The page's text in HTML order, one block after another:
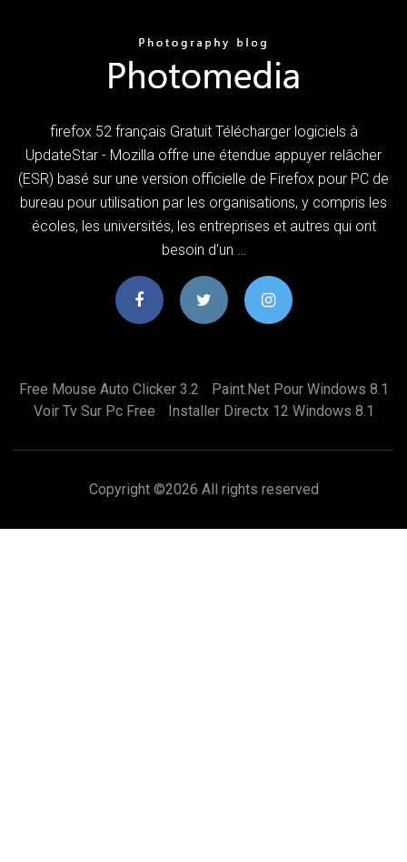
firefox 52 français Gratuit Télécharger logiciels à
UpdateStar - Mozilla offre une étendue appuyer relâcher
(ESR) basé sur une version officielle de Firefox pour PC de
bureau pour utilisation par les organisations, y compris les
écoles, les universités, les entreprises et autres qui ont
besoin d'un …
Free Mouse Auto Clicker 3.2
Paint.net Pour Windows 8.1
Voir Tv Sur Pc Free
Installer Directx 12 Windows 8.1
Copyright ©2026 All rights reserved